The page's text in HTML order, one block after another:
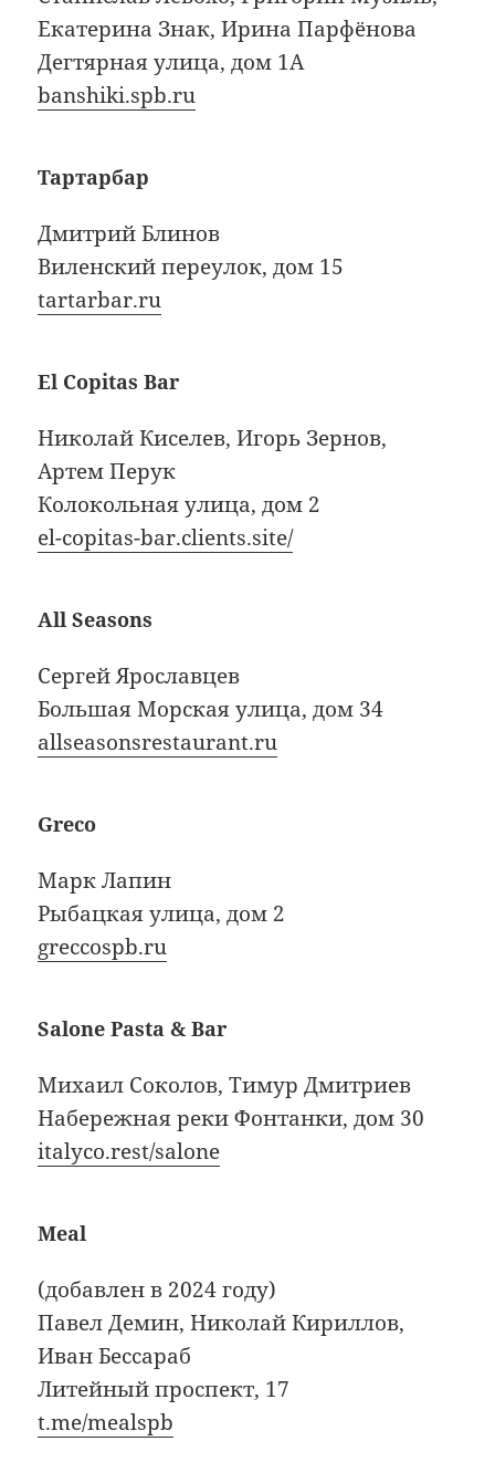
Екатерина Знак, Ирина Парфёнова
Дегтярная улица, дом 1А
banshiki.spb.ru
Тартарбар
Дмитрий Блинов
Виленский переулок, дом 15
tartarbar.ru
El Copitas Bar
Николай Киселев, Игорь Зернов,
Артем Перук
Колокольная улица, дом 2
el-copitas-bar.clients.site/
All Seasons
Сергей Ярославцев
Большая Морская улица, дом 34
allseasonsrestaurant.ru
Greco
Марк Лапин
Рыбацкая улица, дом 2
greccospb.ru
Salone Pasta & Bar
Михаил Соколов, Тимур Дмитриев
Набережная реки Фонтанки, дом 30
italyco.rest/salone
Meal
(добавлен в 2024 году)
Павел Демин, Николай Кириллов,
Иван Бессараб
Литейный проспект, 17
t.me/mealspb